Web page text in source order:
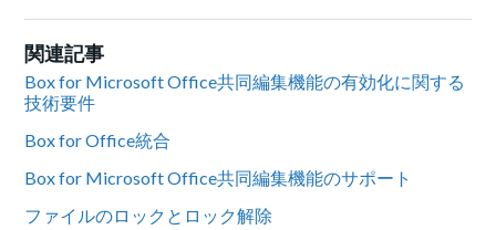
関連記事
Box for Microsoft Office共同編集機能の有効化に関する
技術要件
Box for Office統合
Box for Microsoft Office共同編集機能のサポート
ファイルのロックとロック解除